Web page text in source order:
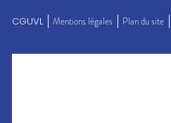
CGUVL Mentions légales Plan du site